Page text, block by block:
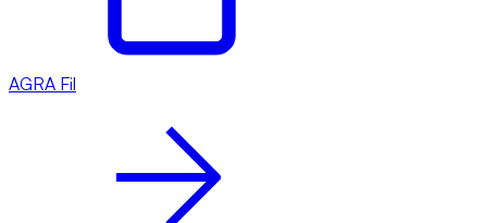
AGRA Fil